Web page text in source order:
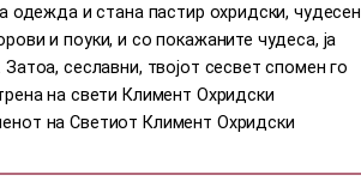
одежда и стана пастир охридски, чудесен
и поуки, и со покажаните чудеса, ја
сеславни, твојот сесвет спомен го
на свети Климент Охридски
на Светиот Климент Охридски